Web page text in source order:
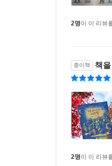
2명이 이 리뷰
종이책 책
2명이 이 리뷰